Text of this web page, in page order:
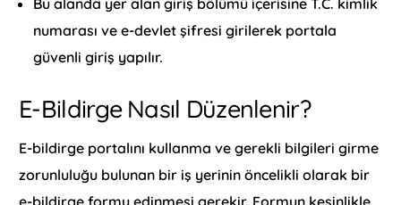
numarası ve e-devlet şifresi girilerek portala
güvenli giriş yapılır.
E-Bildirge Nasıl Düzenlenir?
E-bildirge portalını kullanma ve gerekli bilgileri girme
zorunluluğu bulunan bir iş yerinin öncelikli olarak bir